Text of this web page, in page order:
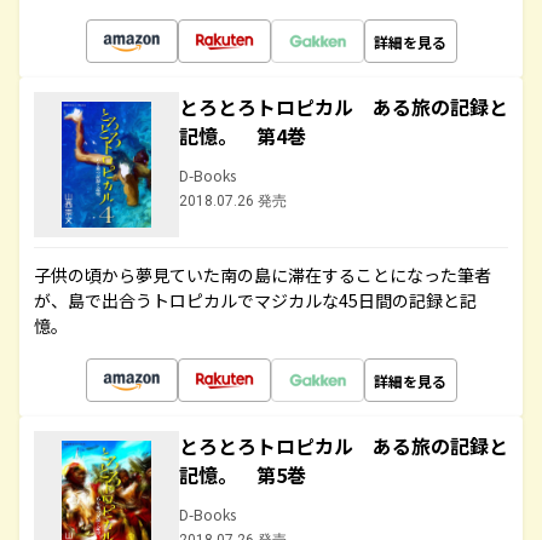
詳細を見る
とろとろトロピカル ある旅の記録と
記憶。 第4巻
D-Books
2018.07.26 発売
子供の頃から夢見ていた南の島に滞在することになった筆者
が、島で出合うトロピカルでマジカルな45日間の記録と記
憶。
詳細を見る
とろとろトロピカル ある旅の記録と
記憶。 第5巻
D-Books